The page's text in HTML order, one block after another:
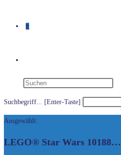
0
Suchbegriff... [Enter-Taste]
Ausgewählt:
LEGO® Star Wars 10188…